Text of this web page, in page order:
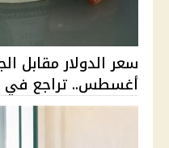
أغسطس.. تراجع في 10 بنوك وارت...